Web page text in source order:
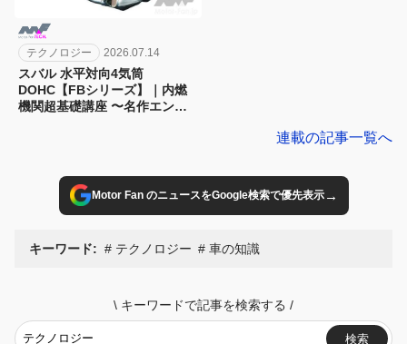
テクノロジー 2026.07.14
スバル 水平対向4気筒
DOHC【FBシリーズ】｜内燃
機関超基礎講座 〜名作エンジ
連載の記事一覧へ
Motor Fan のニュースをGoogle検索で優先表示→
キーワード: テクノロジー 車の知識
\ キーワードで記事を検索する /
検索